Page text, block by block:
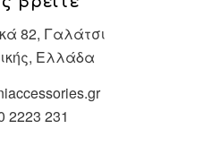
82, Γαλάτσι
Ελλάδα
2223 231